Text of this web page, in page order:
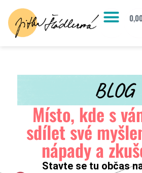
BLOG
Místo, kde s
sdílet své
nápady a
Stavte se tu občas